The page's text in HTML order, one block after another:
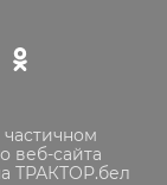
веб-сайта
ТРАКТОР.бел